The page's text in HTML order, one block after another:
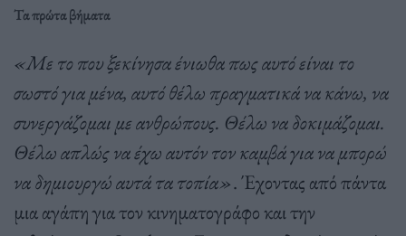
Τα πρώτα βήματα
«Με το που ξεκίνησα ένιωθα πως αυτό είναι το
σωστό για μένα, αυτό θέλω πραγματικά να κάνω, να
συνεργάζομαι με ανθρώπους. Θέλω να δοκιμάζομαι.
Θέλω απλώς να έχω αυτόν τον καμβά για να μπορώ
να δημιουργώ αυτά τα τοπία». Έχοντας από πάντα
μια αγάπη για τον κινηματογράφο και την